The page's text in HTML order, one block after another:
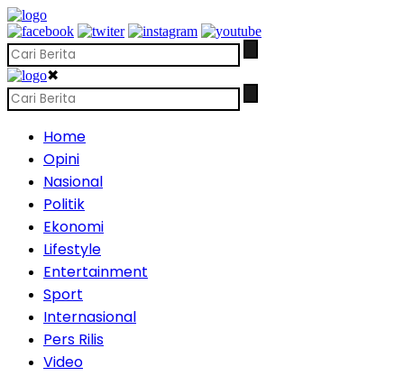
✖
Home
Opini
Nasional
Politik
Ekonomi
Lifestyle
Entertainment
Sport
Internasional
Pers Rilis
Video